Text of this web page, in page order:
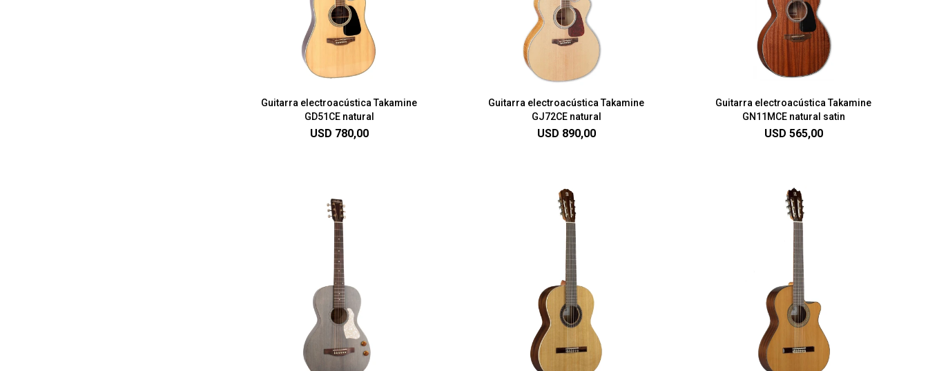
Guitarra electroacústica Takamine
GD51CE natural
USD 780,00
Guitarra electroacústica Takamine
GJ72CE natural
USD 890,00
Guitarra electroacústica Takamine
GN11MCE natural satin
USD 565,00